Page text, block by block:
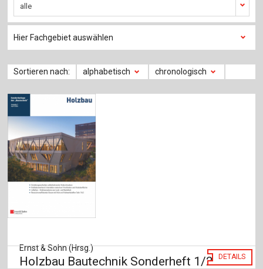
alle
Hier Fachgebiet auswählen
Sortieren nach: alphabetisch chronologisch
Ernst & Sohn (Hrsg.)
Holzbau Bautechnik Sonderheft 1/2026
DETAILS